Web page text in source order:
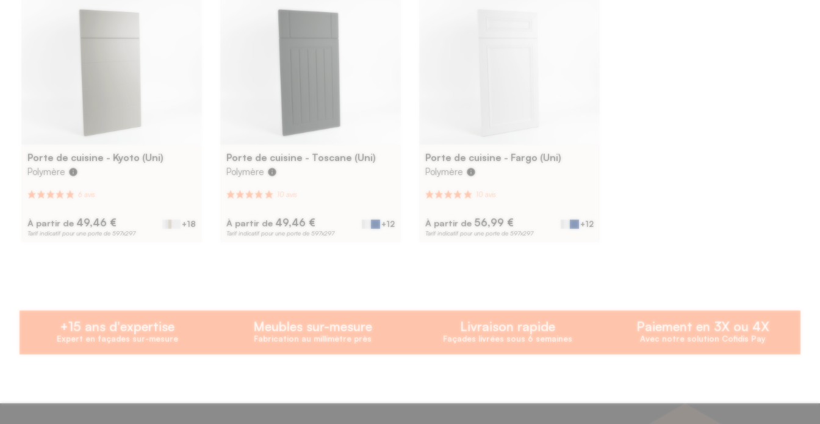
Porte de cuisine - Kyoto (Uni)
Polymère info
À partir de 49,46 €
Tarif indicatif pour une porte de 597x297
+18
Porte de cuisine - Toscane (Uni)
Polymère info
À partir de 49,46 €
Tarif indicatif pour une porte de 597x297
+12
Porte de cuisine - Fargo (Uni)
Polymère info
À partir de 56,99 €
Tarif indicatif pour une porte de 597x297
+12
+15 ans d'expertise
Expert en façades sur-mesure
Meubles sur-mesure
Fabrication au millimètre près
Livraison rapide
Façades livrées sous 6 semaines
Paiement en 3X ou 4X
Avec notre solution Cofidis Pay